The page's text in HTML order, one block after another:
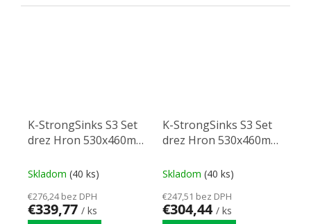
K-StrongSinks S3 Set
drez Hron 530x460mm
Ipoly čierna
Skladom (40 ks)
€276,24 bez DPH
€339,77 / ks
K-StrongSinks S3 Set
drez Hron 530x460mm
Stréva chróm
Skladom (40 ks)
€247,51 bez DPH
€304,44 / ks